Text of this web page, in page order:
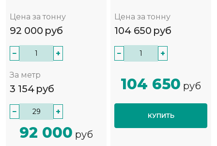
Цена за тонну
92 000 руб
− +
За метр
3 154 руб
− +
92 000 руб
Цена за тонну
104 650 руб
− +
104 650 руб
КУПИТЬ